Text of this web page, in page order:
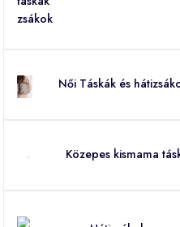
Női Táskák és
Közepes kismama